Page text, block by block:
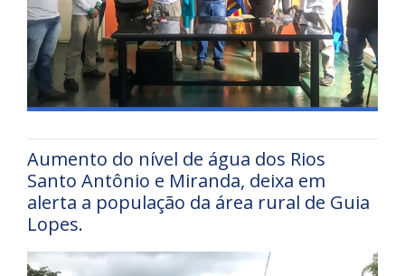
Aumento do nível de água dos Rios
Santo Antônio e Miranda, deixa em
alerta a população da área rural de Guia
Lopes.